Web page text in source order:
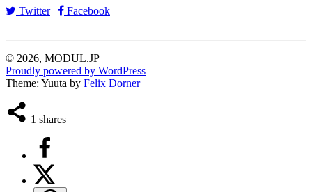
Twitter| Facebook
© 2026, MODUL.JP
Proudly powered by WordPress
Theme: Yuuta by Felix Dorner
1 shares